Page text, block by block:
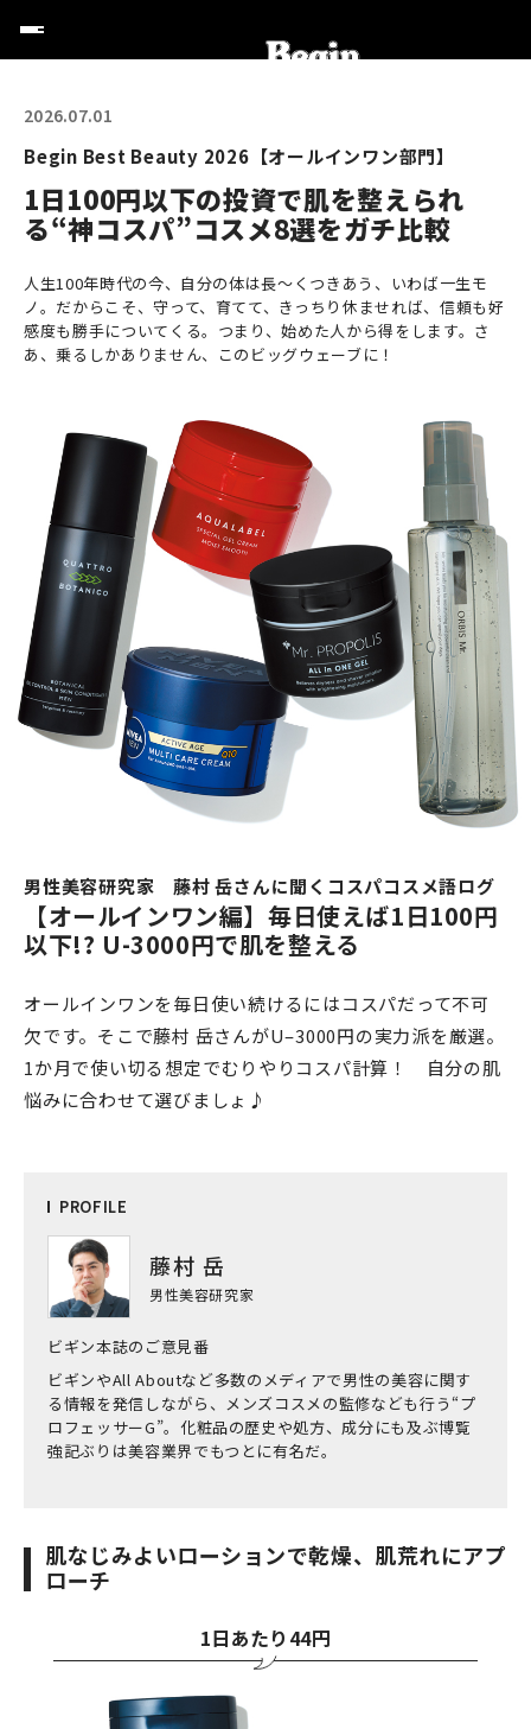
2026.07.01
Begin Best Beauty 2026【オールインワン部門】
1日100円以下の投資で肌を整えられ
る“神コスパ”コスメ8選をガチ比較
人生100年時代の今、自分の体は長〜くつきあう、いわば一生モ
ノ。だからこそ、守って、育てて、きっちり休ませれば、信頼も好
感度も勝手についてくる。つまり、始めた人から得をします。さ
あ、乗るしかありません、このビッグウェーブに！
男性美容研究家 藤村 岳さんに聞くコスパコスメ語ログ
【オールインワン編】毎日使えば1日100円
以下!? U-3000円で肌を整える
オールインワンを毎日使い続けるにはコスパだって不可
欠です。そこで藤村 岳さんがU–3000円の実力派を厳選。
1か月で使い切る想定でむりやりコスパ計算！ 自分の肌
悩みに合わせて選びましょ♪
PROFILE
藤村 岳
男性美容研究家
ビギン本誌のご意見番
ビギンやAll Aboutなど多数のメディアで男性の美容に関す
る情報を発信しながら、メンズコスメの監修なども行う“プ
ロフェッサーG”。化粧品の歴史や処方、成分にも及ぶ博覧
強記ぶりは美容業界でもつとに有名だ。
肌なじみよいローションで乾燥、肌荒れにアプ
ローチ
1日あたり44円